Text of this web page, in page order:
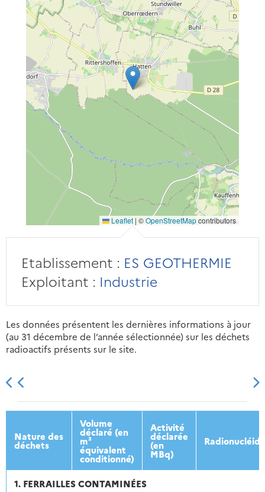
Leaflet | ©OpenStreetMapcontributors
Etablissement : ES GEOTHERMIE
Exploitant : Industrie
Les données présentent les dernières informations à jour
(au 31 décembre de l’année sélectionnée) sur les déchets
radioactifs présents sur le site.
2013 2014 2015 2016
Nature des
déchets
Volume
déclaré (en
m³
équivalent
conditionné)
Activité
déclarée
(en
MBq)
1. FERRAILLES CONTAMINÉES